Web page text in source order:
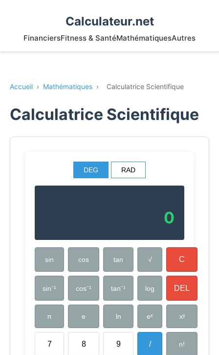
Calculateur.net
FinanciersFitness & SantéMathématiquesAutres
Accueil › Mathématiques › Calculatrice Scientifique
Calculatrice Scientifique
DEG RAD
0
sin cos tan √ C
sin⁻¹ cos⁻¹ tan⁻¹ log DEL
π e ln eˣ xʸ
7 8 9 / n!